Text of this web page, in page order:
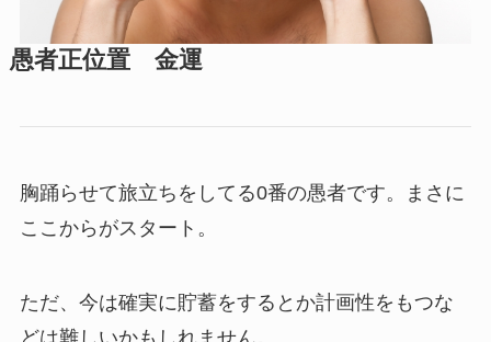
愚者正位置 金運
胸踊らせて旅立ちをしてる0番の愚者です。まさに
ここからがスタート。
ただ、今は確実に貯蓄をするとか計画性をもつな